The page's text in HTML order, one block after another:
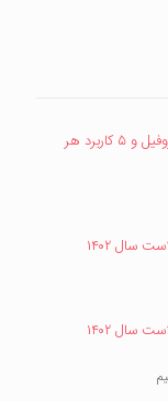
چوب پلاست به همراه انواع پروفیل و ۵ کاربرد هر
سال ۱۴۰۲
سال ۱۴۰۲